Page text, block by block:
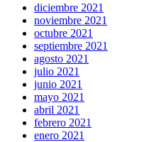
diciembre 2021
noviembre 2021
octubre 2021
septiembre 2021
agosto 2021
julio 2021
junio 2021
mayo 2021
abril 2021
febrero 2021
enero 2021